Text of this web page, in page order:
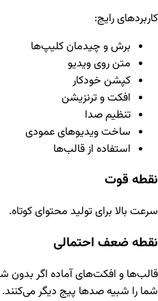
کاربردهای رایج:
برش و چیدمان کلیپ‌ها
متن روی ویدیو
کپشن خودکار
افکت و ترنزیشن
تنظیم صدا
ساخت ویدیوهای عمودی
استفاده از قالب‌ها
نقطه قوت
سرعت بالا برای تولید محتوای کوتاه.
نقطه ضعف احتمالی
قالب‌ها و افکت‌های آماده اگر
شما را شبیه صدها پیج دیگر می‌کنند.